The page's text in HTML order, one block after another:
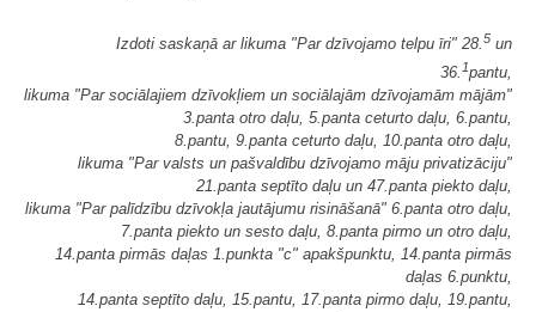
Izdoti saskaņā ar likuma "Par dzīvojamo telpu īri" 28.5 un
36. 1pantu,
likuma "Par sociālajiem dzīvokļiem un sociālajām dzīvojamām mājām"
3.panta otro daļu, 5.panta ceturto daļu, 6.pantu,
8.pantu, 9.panta ceturto daļu, 10.panta otro daļu,
likuma "Par valsts un pašvaldību dzīvojamo māju privatizāciju"
21.panta septīto daļu un 47.panta piekto daļu,
likuma "Par palīdzību dzīvokļa jautājumu risināšanā" 6.panta otro daļu,
7.panta piekto un sesto daļu, 8.panta pirmo un otro daļu,
14.panta pirmās daļas 1.punkta "c" apakšpunktu, 14.panta pirmās
daļas 6.punktu,
14.panta septīto daļu, 15.pantu, 17.panta pirmo daļu, 19.pantu,